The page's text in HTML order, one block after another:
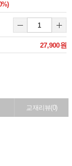
27,900원
교재리뷰(0)